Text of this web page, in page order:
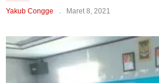
Yakub Congge Maret 8, 2021